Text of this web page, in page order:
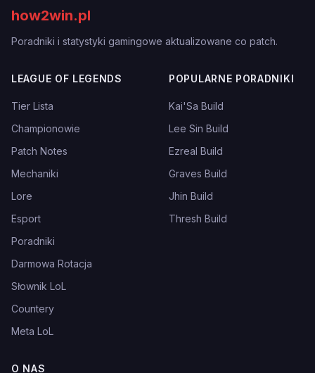
how2win.pl
Poradniki i statystyki gamingowe aktualizowane co patch.
LEAGUE OF LEGENDS
Tier Lista
Championowie
Patch Notes
Mechaniki
Lore
Esport
Poradniki
Darmowa Rotacja
Słownik LoL
Countery
Meta LoL
POPULARNE PORADNIKI
Kai'Sa Build
Lee Sin Build
Ezreal Build
Graves Build
Jhin Build
Thresh Build
O NAS